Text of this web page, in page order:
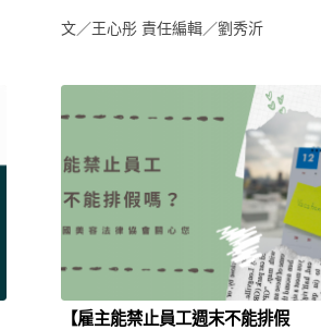
文／王心彤 責任編輯／劉秀沂
【雇主能禁止員工週末不能排假